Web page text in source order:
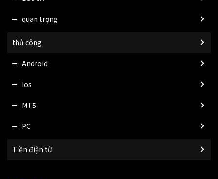
quan trọng
thủ công
Android
ios
MT5
PC
Tiền điện tử